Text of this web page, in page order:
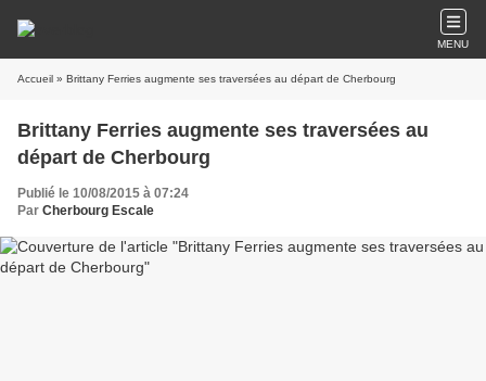
MENU
Accueil » Brittany Ferries augmente ses traversées au départ de Cherbourg
Brittany Ferries augmente ses traversées au
départ de Cherbourg
Publié le 10/08/2015 à 07:24
Par Cherbourg Escale